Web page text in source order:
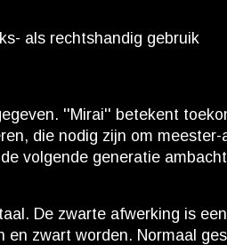
als rechtshandig gebruik
''Mirai'' betekent
die nodig zijn om
volgende generatie
De zwarte afwerking is
zwart worden. Normaal